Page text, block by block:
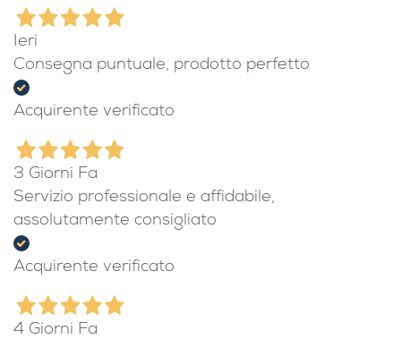
Ieri
Consegna puntuale, prodotto perfetto
Acquirente verificato
3 Giorni Fa
Servizio professionale e affidabile,
assolutamente consigliato
Acquirente verificato
4 Giorni Fa